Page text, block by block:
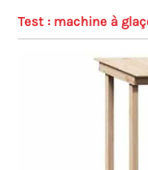
Test : machine à